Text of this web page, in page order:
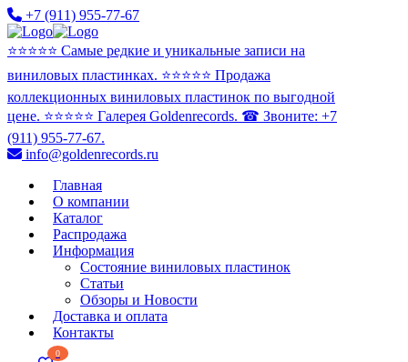
+7 (911) 955-77-67
⭐️⭐️⭐️⭐️⭐️ Самые редкие и уникальные записи на
виниловых пластинках. ⭐️⭐️⭐️⭐️⭐️ Продажа
коллекционных виниловых пластинок по выгодной
цене. ⭐️⭐️⭐️⭐️⭐️ Галерея Goldenrecords. ☎ Звоните: +7
(911) 955-77-67.
info@goldenrecords.ru
Главная
О компании
Каталог
Распродажа
Информация
Состояние виниловых пластинок
Статьи
Обзоры и Новости
Доставка и оплата
Контакты
0